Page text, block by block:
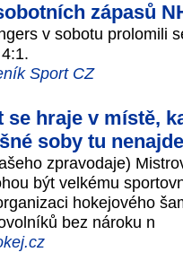
zápasů
v sobotu prolomili
Sport CZ
se hraje v místě,
soby tu
zpravodaje)
být velkému
hokejového
bez nároku n